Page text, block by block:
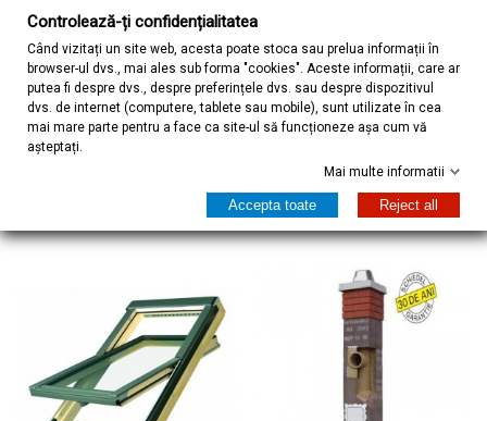
Acasa
Home
Controlează-ți confidențialitatea
Când vizitați un site web, acesta poate stoca sau prelua informații în
browser-ul dvs., mai ales sub forma "cookies". Aceste informații, care ar
putea fi despre dvs., despre preferințele dvs. sau despre dispozitivul
dvs. de internet (computere, tablete sau mobile), sunt utilizate în cea
mai mare parte pentru a face ca site-ul să funcționeze așa cum vă
așteptați.
Mai multe informatii
Accepta toate Reject all